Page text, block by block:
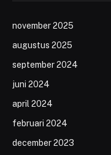
november 2025
augustus 2025
september 2024
juni 2024
april 2024
februari 2024
december 2023